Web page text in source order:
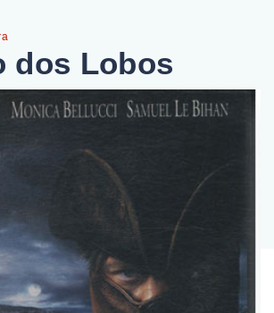
dos Lobos